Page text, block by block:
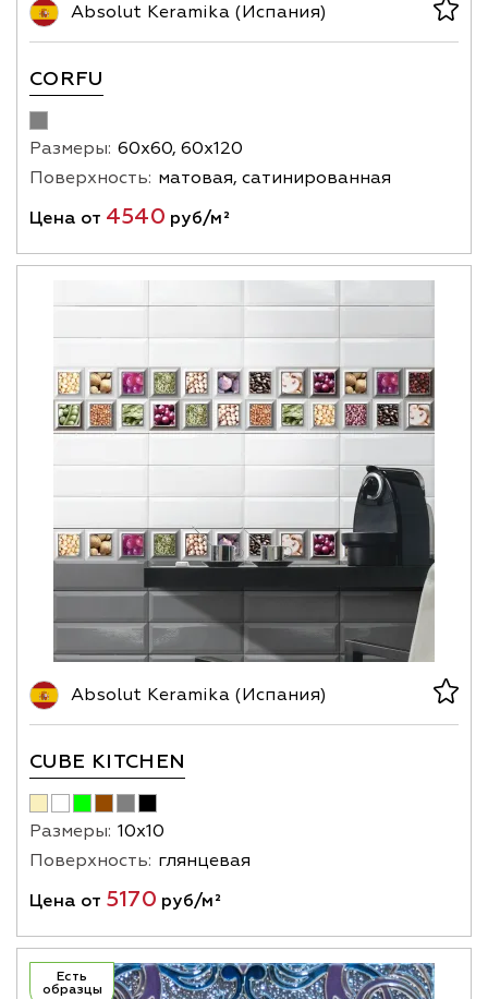
Absolut Keramika (Испания)
CORFU
Размеры: 60х60, 60х120
Поверхность: матовая, сатинированная
Цена от 4540 руб/м²
Absolut Keramika (Испания)
CUBE KITCHEN
Размеры: 10х10
Поверхность: глянцевая
Цена от 5170 руб/м²
Есть
образцы